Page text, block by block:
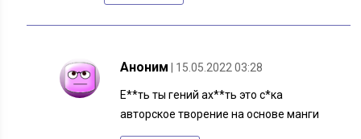
Аноним | 15.05.2022 03:28
Е**ть ты гений ах**ть это с*ка
авторское творение на основе манги